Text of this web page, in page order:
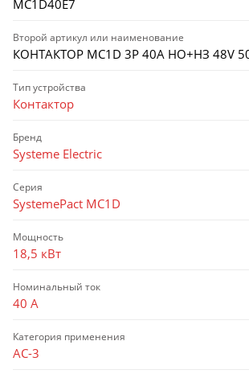
MC1D40E7
Второй артикул или наименование
КОНТАКТОР MC1D 3P 40A НО+НЗ 48V
Тип устройства
Контактор
Бренд
Systeme Electric
Серия
SystemePact MC1D
Мощность
18,5 кВт
Номинальный ток
40 А
Категория применения
AC-3